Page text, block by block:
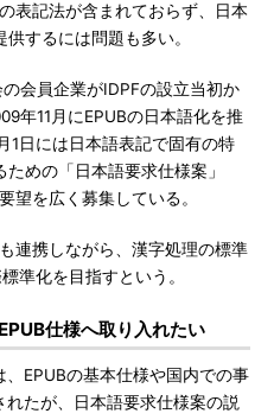
表記法が含まれておらず、日本
するには問題も多い。
会員企業がIDPFの設立当初か
年11月にEPUBの日本語化を推
1日には日本語表記で固有の特
めの「日本語要求仕様案」
望を広く募集している。
連携しながら、漢字処理の標準
準化を目指すという。
仕様へ取り入れたい
EPUBの基本仕様や国内での事
れたが、日本語要求仕様案の説